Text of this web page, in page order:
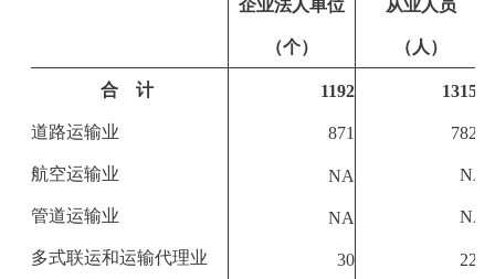
企业法人单位
（个）
从业人员
（人）
合 计 1192 13156
道路运输业 871 7822
航空运输业 NA NA
管道运输业 NA NA
多式联运和运输代理业 30 224